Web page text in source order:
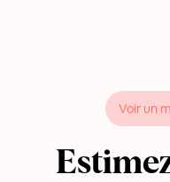
Voir un